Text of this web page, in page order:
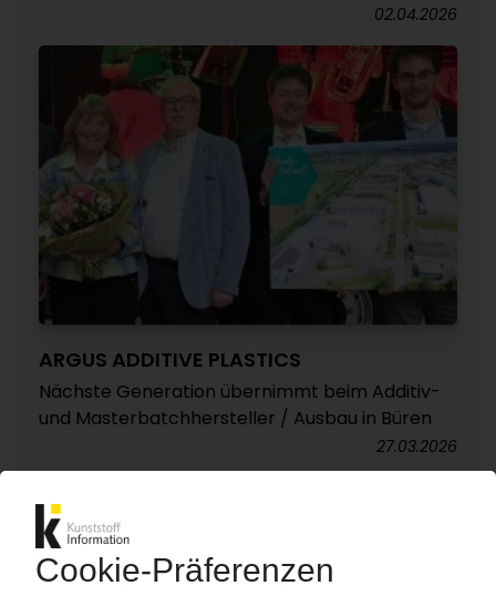
02.04.2026
ARGUS ADDITIVE PLASTICS
Nächste Generation übernimmt beim Additiv-
und Masterbatchhersteller / Ausbau in Büren
27.03.2026